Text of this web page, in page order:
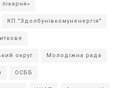
КП "Здолбунівкомуненергія"
округ Молодіжна рада
ОСББ